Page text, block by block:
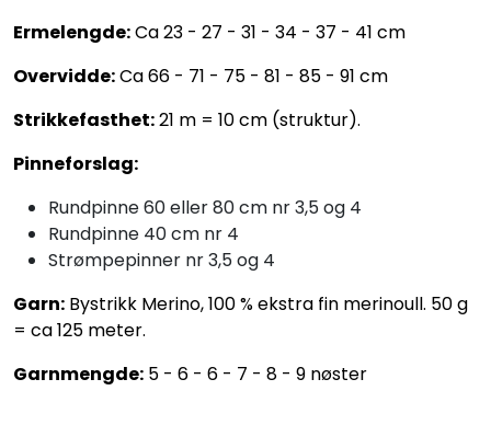
Ermelengde:Ca 23 - 27 - 31 - 34 - 37 - 41 cm
Overvidde:Ca 66 - 71 - 75 - 81 - 85 - 91 cm
Strikkefasthet:21 m = 10 cm (struktur).
Pinneforslag:
Rundpinne 60 eller 80 cm nr 3,5 og 4
Rundpinne 40 cm nr 4
Strømpepinner nr 3,5 og 4
Garn: Bystrikk Merino, 100 % ekstra fin merinoull. 50 g
= ca 125 meter.
Garnmengde: 5 - 6 - 6 - 7 - 8 - 9 nøster